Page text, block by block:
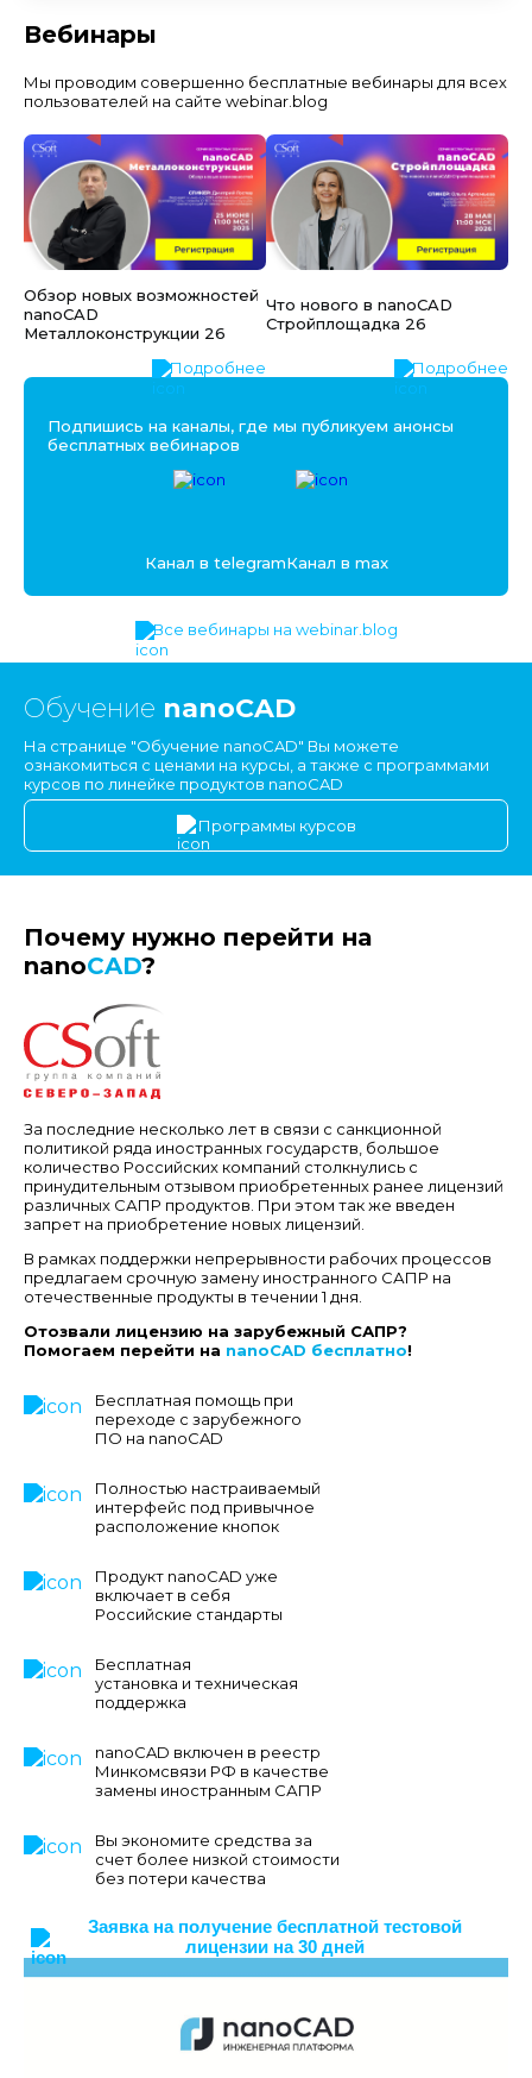
Вебинары
Мы проводим совершенно бесплатные вебинары для всех
пользователей на сайте webinar.blog
Обзор новых возможностей
nanoCAD
Металлоконструкции 26
Подробнее
Что нового в nanoCAD
Стройплощадка 26
Подробнее
Подпишись на каналы, где мы публикуем анонсы
бесплатных вебинаров
Канал в telegramКанал в max
Все вебинары на webinar.blog
Обучение nanoCAD
На странице "Обучение nanoCAD" Вы можете
ознакомиться с ценами на курсы, а также с программами
курсов по линейке продуктов nanoCAD
Программы курсов
Почему нужно перейти на
nanoCAD?
За последние несколько лет в связи с санкционной
политикой ряда иностранных государств, большое
количество Российских компаний столкнулись с
принудительным отзывом приобретенных ранее лицензий
различных САПР продуктов. При этом так же введен
запрет на приобретение новых лицензий.
В рамках поддержки непрерывности рабочих процессов
предлагаем срочную замену иностранного САПР на
отечественные продукты в течении 1 дня.
Отозвали лицензию на зарубежный САПР?
Помогаем перейти на nanoCAD бесплатно!
Бесплатная помощь при
переходе с зарубежного
ПО на nanoCAD
Полностью настраиваемый
интерфейс под привычное
расположение кнопок
Продукт nanoCAD уже
включает в себя
Российские стандарты
Бесплатная
установка и техническая
поддержка
nanoCAD включен в реестр
Минкомсвязи РФ в качестве
замены иностранным САПР
Вы экономите средства за
счет более низкой стоимости
без потери качества
Заявка на получение бесплатной тестовой
лицензии на 30 дней